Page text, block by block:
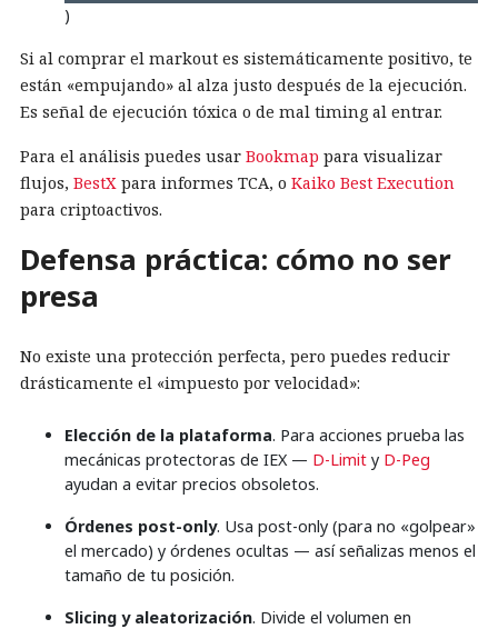
)
Si al comprar el markout es sistemáticamente positivo, te
están «empujando» al alza justo después de la ejecución.
Es señal de ejecución tóxica o de mal timing al entrar.
Para el análisis puedes usar Bookmap para visualizar
flujos, BestX para informes TCA, o Kaiko Best Execution
para criptoactivos.
Defensa práctica: cómo no ser
presa
No existe una protección perfecta, pero puedes reducir
drásticamente el «impuesto por velocidad»:
Elección de la plataforma. Para acciones prueba las
mecánicas protectoras de IEX — D-Limit y D-Peg
ayudan a evitar precios obsoletos.
Órdenes post-only. Usa post-only (para no «golpear»
el mercado) y órdenes ocultas — así señalizas menos el
tamaño de tu posición.
Slicing y aleatorización. Divide el volumen en